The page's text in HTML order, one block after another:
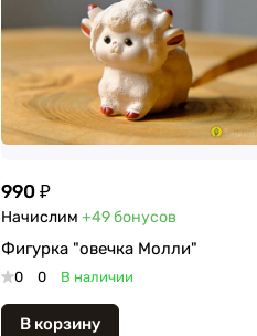
990 ₽
Начислим +49бонусов
Фигурка "овечка Молли"
0 0 В наличии
В корзину